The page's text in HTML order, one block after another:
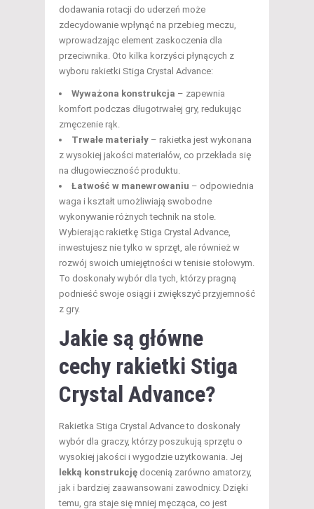
dodawania rotacji do uderzeń może
zdecydowanie wpłynąć na przebieg meczu,
wprowadzając element zaskoczenia dla
przeciwnika. Oto kilka korzyści płynących z
wyboru rakietki Stiga Crystal Advance:
Wyważona konstrukcja – zapewnia
komfort podczas długotrwałej gry, redukując
zmęczenie rąk.
Trwałe materiały – rakietka jest wykonana
z wysokiej jakości materiałów, co przekłada się
na długowieczność produktu.
Łatwość w manewrowaniu – odpowiednia
waga i kształt umożliwiają swobodne
wykonywanie różnych technik na stole.
Wybierając rakietkę Stiga Crystal Advance,
inwestujesz nie tylko w sprzęt, ale również w
rozwój swoich umiejętności w tenisie stołowym.
To doskonały wybór dla tych, którzy pragną
podnieść swoje osiągi i zwiększyć przyjemność
z gry.
Jakie są główne
cechy rakietki Stiga
Crystal Advance?
Rakietka Stiga Crystal Advance to doskonały
wybór dla graczy, którzy poszukują sprzętu o
wysokiej jakości i wygodzie użytkowania. Jej
lekką konstrukcję docenią zarówno amatorzy,
jak i bardziej zaawansowani zawodnicy. Dzięki
temu, gra staje się mniej męcząca, co jest